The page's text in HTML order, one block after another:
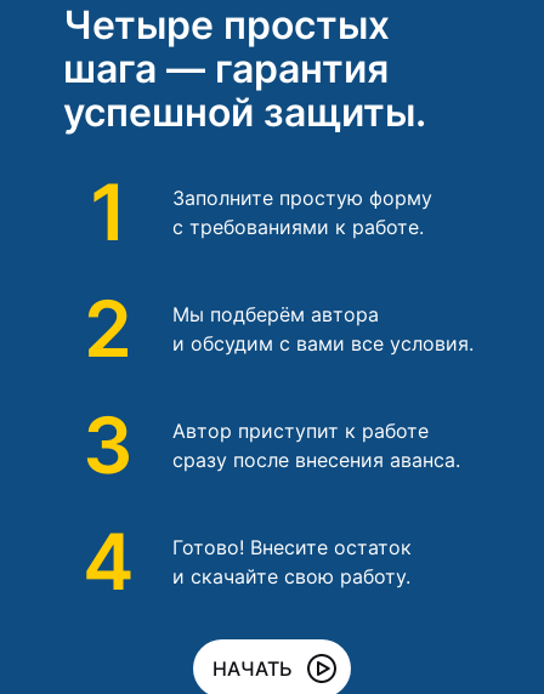
Четыре простых
шага — гарантия
успешной защиты.
1
Заполните простую форму
с требованиями к работе.
2
Мы подберём автора
и обсудим с вами все условия.
3
Автор приступит к работе
сразу после внесения аванса.
4
Готово! Внесите остаток
и скачайте свою работу.
НАЧАТЬ